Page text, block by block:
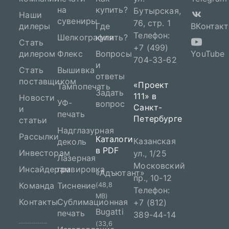
Наши
дилеры
Стать
дилером
Стать
поставщиком
Новости
и
статьи
Рассылки
Инвесторам
Инсайдерам
Команда
Контакты
на
сувениры
Шелкография
Флекс
Вышивка
Тампопечать
УФ-
печать
Надглазурная
деколь
Лазерная
гравировка
Тиснение
Сублимационная
печать
купить?
Где
купить?
Вопросы
и
ответы
Задать
вопрос
Каталоги
в PDF
«Адъютант»
(48,8
MB)
Bugatti
(33,6
Бутырская,
76, стр. 1
Телефон:
+7 (499)
704-33-62
«Проект
111» в
Санкт-
Петербурге
Казанская
ул., 1/25
Московский
пр., 10-12
Телефон:
+7 (812)
389-44-14
YouTube